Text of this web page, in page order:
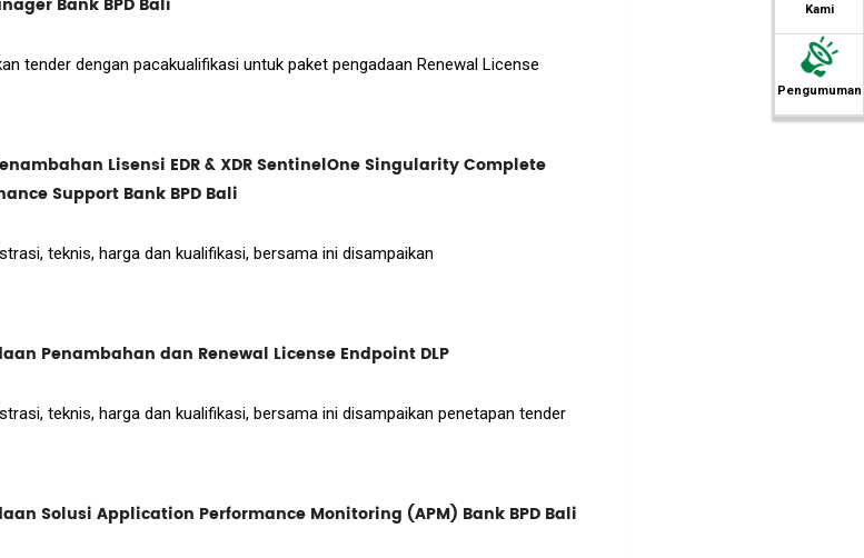
Kami
Pengumuman
tender dengan pacakualifikasi untuk paket pengadaan Renewal License
Lisensi EDR & XDR SentinelOne Singularity Complete
Support Bank BPD Bali
teknis, harga dan kualifikasi, bersama ini disampaikan
Penambahan dan Renewal License Endpoint DLP
teknis, harga dan kualifikasi, bersama ini disampaikan penetapan tender
Solusi Application Performance Monitoring (APM) Bank BPD Bali